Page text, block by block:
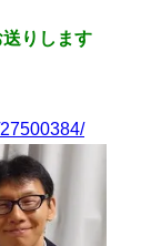
りします